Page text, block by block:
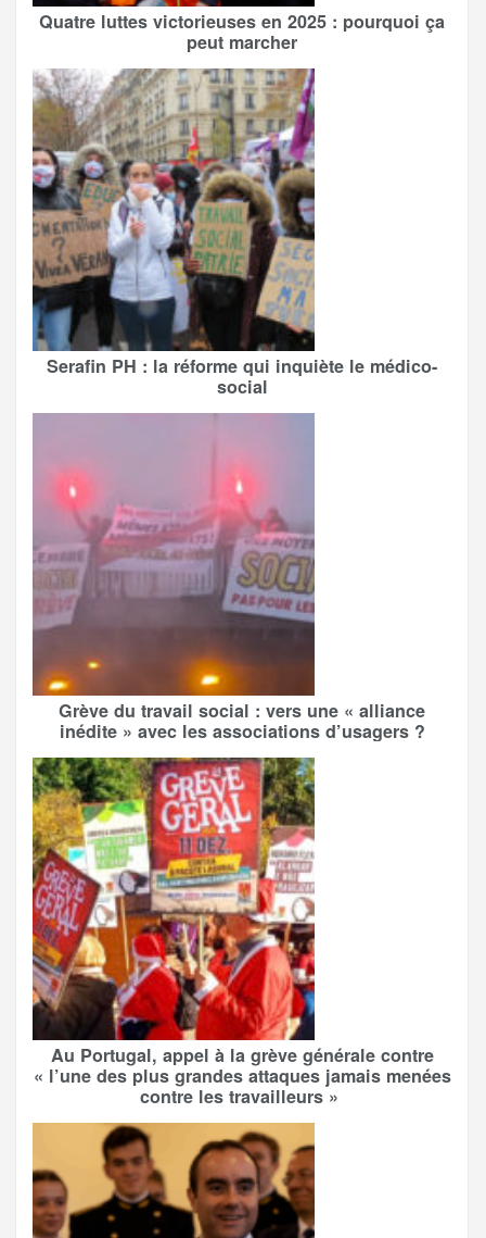
Quatre luttes victorieuses en 2025 : pourquoi ça
peut marcher
Serafin PH : la réforme qui inquiète le médico-
social
Grève du travail social : vers une « alliance
inédite » avec les associations d’usagers ?
Au Portugal, appel à la grève générale contre
« l’une des plus grandes attaques jamais menées
contre les travailleurs »